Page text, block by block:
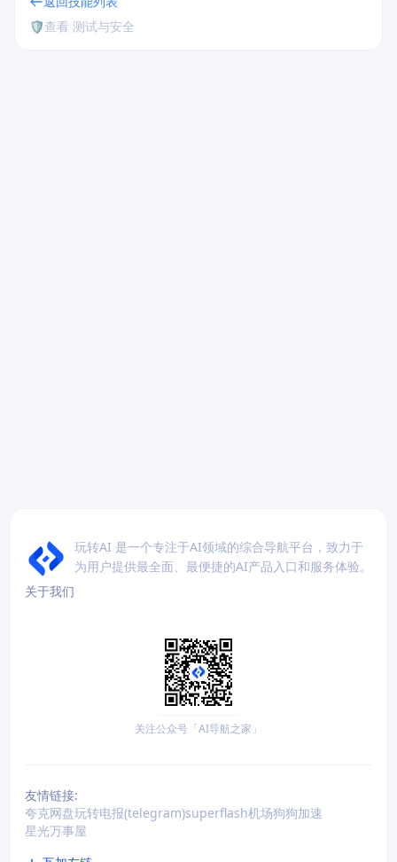
🛡️查看 测试与安全
玩转AI 是一个专注于AI领域的综合导航平台，致力于
为用户提供最全面、最便捷的AI产品入口和服务体验。
关于我们
关注公众号「AI导航之家」
友情链接:
夸克网盘玩转电报(telegram)superflash机场狗狗加速
星光万事屋